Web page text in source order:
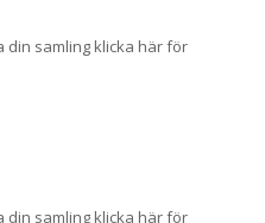
din samling klicka här för
din samling klicka här för